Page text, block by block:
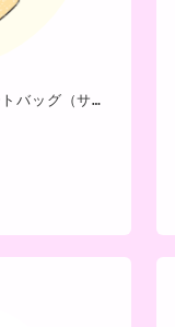
ポチャッコ cafe 限定コラボトートバッグ（サーフボードタイプ）